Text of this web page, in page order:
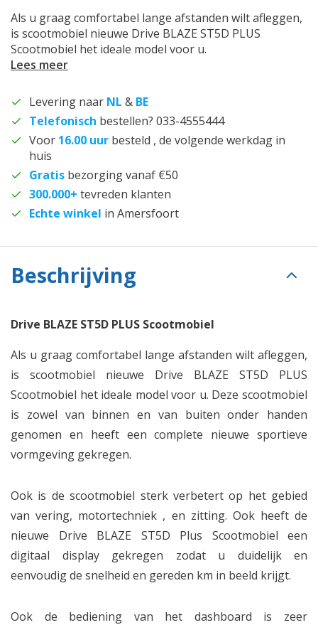
Als u graag comfortabel lange afstanden wilt afleggen,
is scootmobiel nieuwe Drive BLAZE ST5D PLUS
Scootmobiel het ideale model voor u.
Lees meer
Levering naar NL & BE
Telefonisch bestellen? 033-4555444
Voor 16.00 uur besteld , de volgende werkdag in
huis
Gratis bezorging vanaf €50
300.000+ tevreden klanten
Echte winkel in Amersfoort
Beschrijving
Drive BLAZE ST5D PLUS Scootmobiel
Als u graag comfortabel lange afstanden wilt afleggen,
is scootmobiel nieuwe Drive BLAZE ST5D PLUS
Scootmobiel het ideale model voor u. Deze scootmobiel
is zowel van binnen en van buiten onder handen
genomen en heeft een complete nieuwe sportieve
vormgeving gekregen.
Ook is de scootmobiel sterk verbetert op het gebied
van vering, motortechniek , en zitting. Ook heeft de
nieuwe Drive BLAZE ST5D Plus Scootmobiel een
digitaal display gekregen zodat u duidelijk en
eenvoudig de snelheid en gereden km in beeld krijgt.
Ook de bediening van het dashboard is zeer